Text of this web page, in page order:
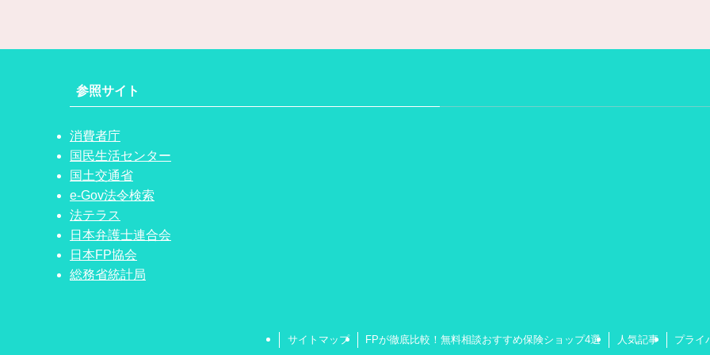
参照サイト
消費者庁
国民生活センター
国土交通省
e-Gov法令検索
法テラス
日本弁護士連合会
日本FP協会
総務省統計局
サイトマップ FPが徹底比較！無料相談おすすめ保険ショップ4選 人気記事 プライ